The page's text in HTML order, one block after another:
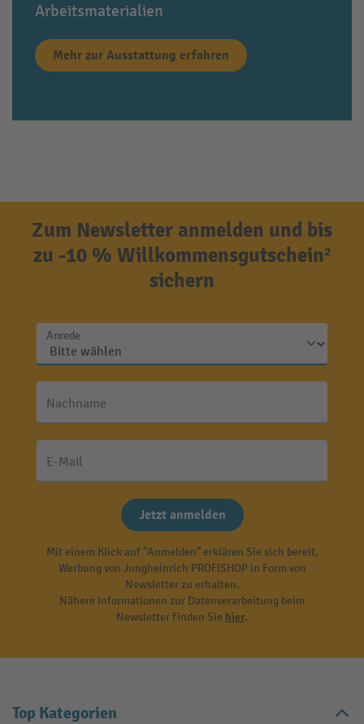
Arbeitsmaterialien
Mehr zur Ausstattung erfahren
Zum Newsletter anmelden und bis
zu -10 % Willkommensgutschein²
sichern
Anrede
Nachname
E-Mail
Jetzt anmelden
Mit einem Klick auf "Anmelden" erklären Sie sich bereit,
Werbung von Jungheinrich PROFISHOP in Form von
Newsletter zu erhalten.
Nähere Informationen zur Datenverarbeitung beim
Newsletter finden Sie hier.
Top Kategorien